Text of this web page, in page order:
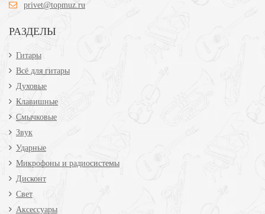
privet@topmuz.ru
РАЗДЕЛЫ
Гитары
Всё для гитары
Духовые
Клавишные
Смычковые
Звук
Ударные
Микрофоны и радиосистемы
Дисконт
Свет
Аксессуары